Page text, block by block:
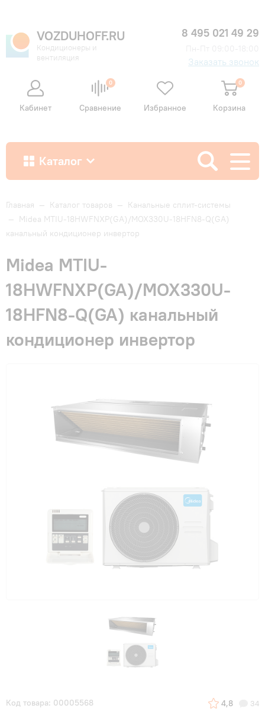
VOZDUHOFF.RU
Кондиционеры и
вентиляция
8 495 021 49 29
Заказать звонок
Кабинет
0
Сравнение Избранное
0
Корзина
Каталог
Как купить
Доставка и оплата
Гарантия и сервис
Монтаж
Контакты
Главная — Каталог товаров — Канальные сплит-системы
— Midea MTIU-18HWFNXP(GA)/MOX330U-18HFN8-Q(GA)
канальный кондиционер инвертор
Midea MTIU-
18HWFNXP(GA)/MOX330U-
18HFN8-Q(GA) канальный
кондиционер инвертор
Код товара: 00005568 4,8 34